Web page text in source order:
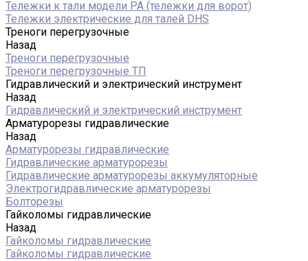
Тележки к тали модели РА (тележки для ворот)
Тележки электрические для талей DHS
Треноги перегрузочные
Назад
Треноги перегрузочные
Треноги перегрузочные ТП
Гидравлический и электрический инструмент
Назад
Гидравлический и электрический инструмент
Арматурорезы гидравлические
Назад
Арматурорезы гидравлические
Гидравлические арматурорезы
Гидравлические арматурорезы аккумуляторные
Электрогидравлические арматурорезы
Болторезы
Гайколомы гидравлические
Назад
Гайколомы гидравлические
Гайколомы гидравлические